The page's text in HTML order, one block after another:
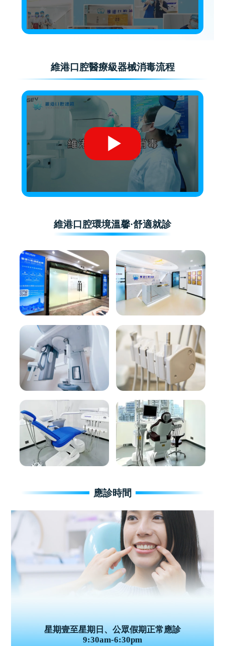
維港口腔醫療級器械消毒流程
維港口腔環境溫馨·舒適就診
應診時間
星期壹至星期日、公眾假期正常應診
9:30am-6:30pm